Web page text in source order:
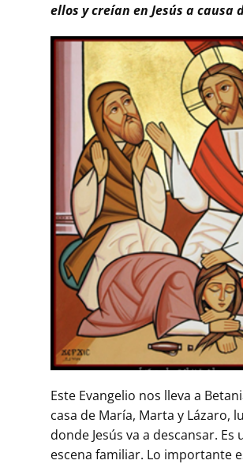
ellos y creían en Jesús a causa
Este Evangelio nos lleva a
casa de María, Marta y Lázaro,
donde Jesús va a descansar. Es
escena familiar. Lo importante